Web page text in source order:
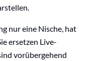
nur eine Nische, hat
ersetzen Live-
vorübergehend